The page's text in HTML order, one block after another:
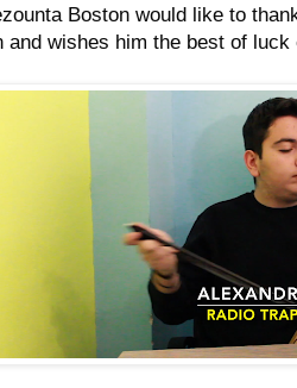
Boston would like to
and wishes him the best of